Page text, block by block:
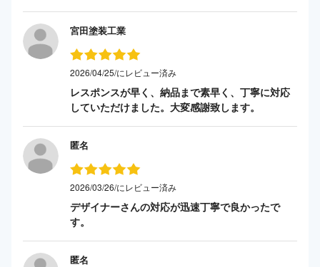
宮田塗装工業
2026/04/25/にレビュー済み
レスポンスが早く、納品まで素早く、丁寧に対応
していただけました。大変感謝致します。
匿名
2026/03/26/にレビュー済み
デザイナーさんの対応が迅速丁寧で良かったで
す。
匿名